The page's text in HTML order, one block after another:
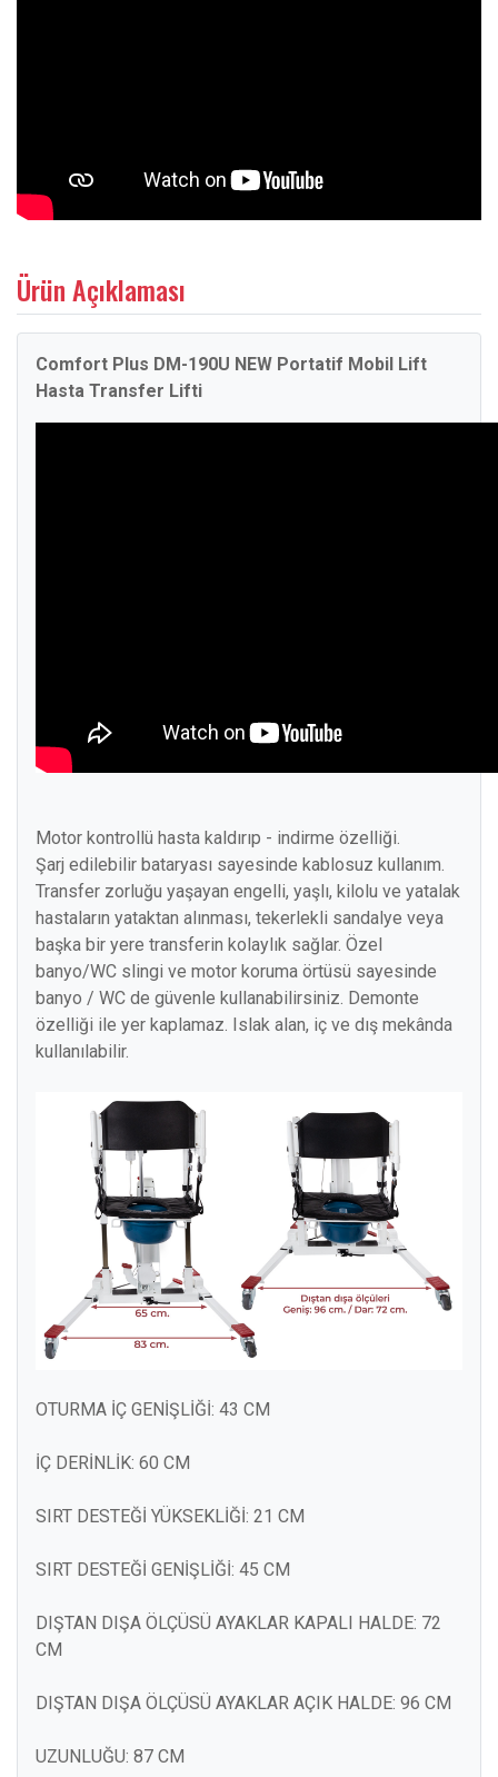
Ürün Açıklaması
Comfort Plus DM-190U NEW Portatif Mobil Lift
Hasta Transfer Lifti
Motor kontrollü hasta kaldırıp - indirme özelliği.
Şarj edilebilir bataryası sayesinde kablosuz kullanım.
Transfer zorluğu yaşayan engelli, yaşlı, kilolu ve yatalak
hastaların yataktan alınması, tekerlekli sandalye veya
başka bir yere transferin kolaylık sağlar. Özel
banyo/WC slingi ve motor koruma örtüsü sayesinde
banyo / WC de güvenle kullanabilirsiniz. Demonte
özelliği ile yer kaplamaz. Islak alan, iç ve dış mekânda
kullanılabilir.
OTURMA İÇ GENİŞLİĞİ: 43 CM
İÇ DERİNLİK: 60 CM
SIRT DESTEĞİ YÜKSEKLİĞİ: 21 CM
SIRT DESTEĞİ GENİŞLİĞİ: 45 CM
DIŞTAN DIŞA ÖLÇÜSÜ AYAKLAR KAPALI HALDE: 72
CM
DIŞTAN DIŞA ÖLÇÜSÜ AYAKLAR AÇIK HALDE: 96 CM
UZUNLUĞU: 87 CM